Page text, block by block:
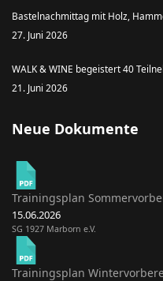
Bastelnachmittag mit Holz,
27. Juni 2026
WALK & WINE begeistert 40
21. Juni 2026
Neue Dokumente
Trainingsplan
15.06.2026
SG 1927 Marborn e.V.
Trainingsplan